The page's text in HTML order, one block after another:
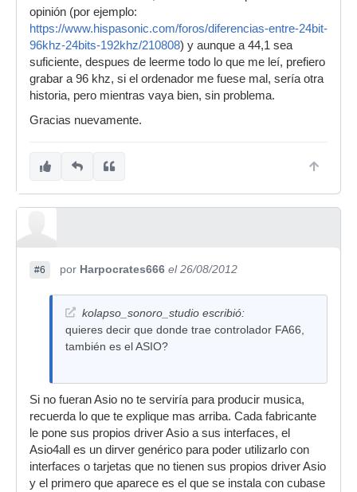
opinión (por ejemplo:
https://www.hispasonic.com/foros/diferencias-entre-24bit-
96khz-24bits-192khz/210808) y aunque a 44,1 sea
suficiente, despues de leerme todo lo que me leí, prefiero
grabar a 96 khz, si el ordenador me fuese mal, sería otra
historia, pero mientras vaya bien, sin problema.
Gracias nuevamente.
#6 por Harpocrates666 el 26/08/2012
kolapso_sonoro_studio escribió:
quieres decir que donde trae controlador FA66,
también es el ASIO?
Si no fueran Asio no te serviría para producir musica,
recuerda lo que te explique mas arriba. Cada fabricante
le pone sus propios driver Asio a sus interfaces, el
Asio4all es un dirver genérico para poder utilizarlo con
interfaces o tarjetas que no tienen sus propios driver Asio
y el primero que aparece es el que se instala con cubase